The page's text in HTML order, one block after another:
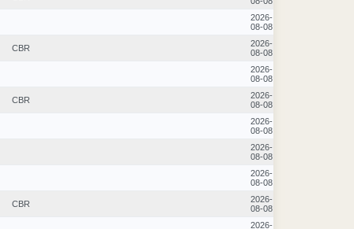
2026-
08-08
CBR
2026-
08-08
2026-
08-08
CBR
2026-
08-08
2026-
08-08
2026-
08-08
2026-
08-08
CBR
2026-
08-08
2026-